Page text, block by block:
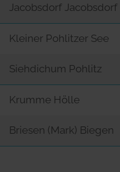
Jacobsdorf Jacobsdorf
Kleiner Pohlitzer See
Siehdichum Pohlitz
Krumme Hölle
Briesen (Mark) Biegen